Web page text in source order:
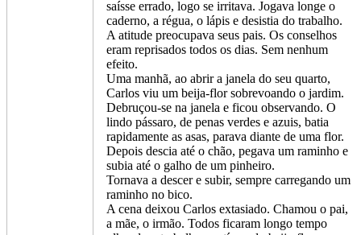
saísse errado, logo se irritava. Jogava longe o
caderno, a régua, o lápis e desistia do trabalho.
A atitude preocupava seus pais. Os conselhos
eram reprisados todos os dias. Sem nenhum
efeito.
Uma manhã, ao abrir a janela do seu quarto,
Carlos viu um beija-flor sobrevoando o jardim.
Debruçou-se na janela e ficou observando. O
lindo pássaro, de penas verdes e azuis, batia
rapidamente as asas, parava diante de uma flor.
Depois descia até o chão, pegava um raminho e
subia até o galho de um pinheiro.
Tornava a descer e subir, sempre carregando um
raminho no bico.
A cena deixou Carlos extasiado. Chamou o pai,
a mãe, o irmão. Todos ficaram longo tempo